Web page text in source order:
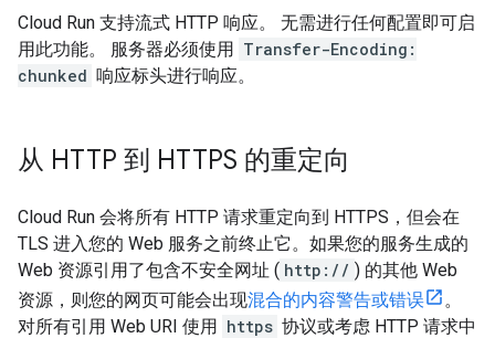
Cloud Run 支持流式 HTTP 响应。 无需进行任何配置即可启
用此功能。 服务器必须使用 Transfer-Encoding:
chunked 响应标头进行响应。
从 HTTP 到 HTTPS 的重定向
Cloud Run 会将所有 HTTP 请求重定向到 HTTPS，但会在
TLS 进入您的 Web 服务之前终止它。如果您的服务生成的
Web 资源引用了包含不安全网址 ( http:// ) 的其他 Web
资源，则您的网页可能会出现混合的内容警告或错误
。
对所有引用 Web URI 使用 https 协议或考虑 HTTP 请求中